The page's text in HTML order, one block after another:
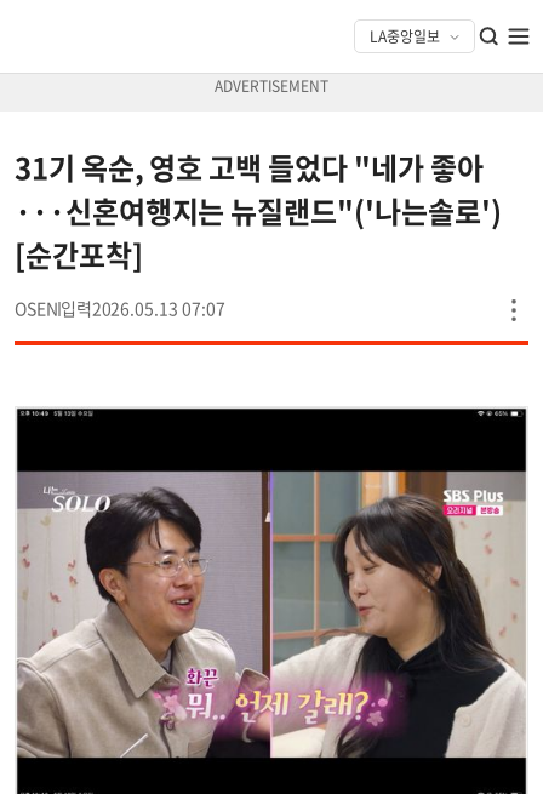
31기 옥순, 영호 고백 들었다 "네가 좋아
···신혼여행지는 뉴질랜드"('나는솔로')
[순간포착]
OSEN 2026.05.13 07:07